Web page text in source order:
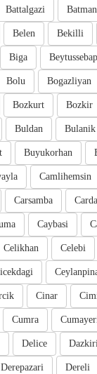
Batman
Battalgazi
Bekilli
Belen
Beytussebap
Biga
Bogazliyan
Bolu
Bozkir
Bozkurt
Bulanik
Buldan
Buyukorhan
Camlihemsin
Carsamba
Caybasi
Celebi
Celikhan
Cinar
Cumra
Delice
Dereli
Derepazari